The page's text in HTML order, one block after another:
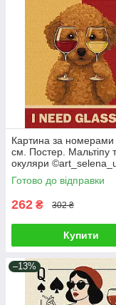
Картина за номерами
см. Постер. Мальтіпу
окуляри
Ідейка. KHO6803
Готово до відправки
262 ₴ 302 ₴
Купити
–13%